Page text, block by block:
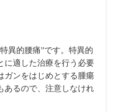
異的腰痛”です。特異的
に適した治療を行う必要
ガンをはじめとする腫瘍
あるので、注意しなけれ